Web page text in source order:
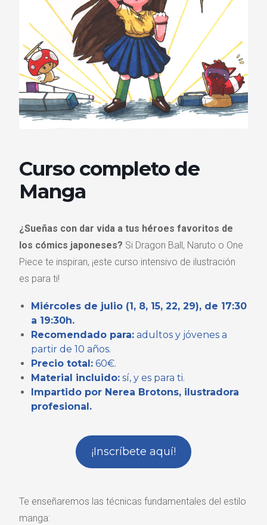
Curso completo de
Manga
¿Sueñas con dar vida a tus héroes favoritos de
los cómics japoneses? Si Dragon Ball, Naruto o One
Piece te inspiran, ¡este curso intensivo de ilustración
es para ti!
Miércoles de julio (1, 8, 15, 22, 29), de 17:30
a 19:30h.
Recomendado para: adultos y jóvenes a
partir de 10 años.
Precio total: 60€.
Material incluido: sí, y es para ti.
Impartido por Nerea Brotons, ilustradora
profesional.
¡Inscríbete aquí!
Te enseñaremos las técnicas fundamentales del estilo
manga: